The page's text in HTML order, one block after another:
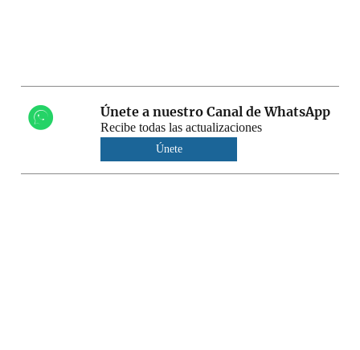
Únete a nuestro Canal de WhatsApp
Recibe todas las actualizaciones
Únete